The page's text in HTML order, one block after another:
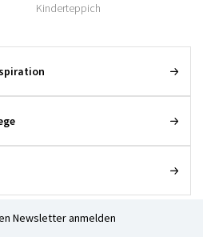
Kinderteppich
Newsletter anmelden